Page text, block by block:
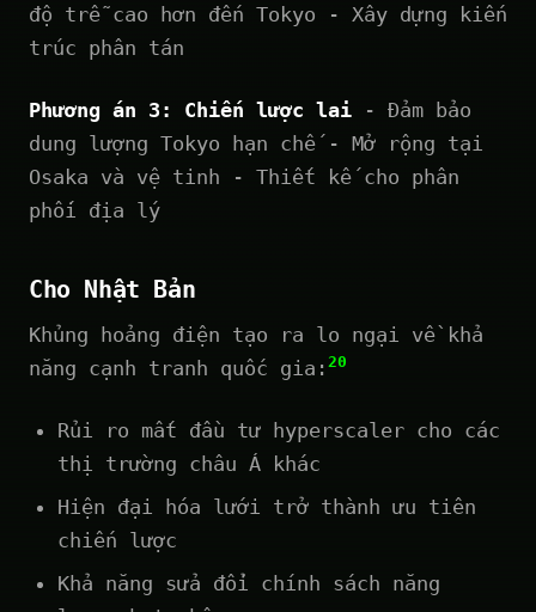
độ trễ cao hơn đến Tokyo - Xây dựng kiến
trúc phân tán
Phương án 3: Chiến lược lai - Đảm bảo
dung lượng Tokyo hạn chế - Mở rộng tại
Osaka và vệ tinh - Thiết kế cho phân
phối địa lý
Cho Nhật Bản
Khủng hoảng điện tạo ra lo ngại về khả
năng cạnh tranh quốc gia: 20
Rủi ro mất đầu tư hyperscaler cho các
thị trường châu Á khác
Hiện đại hóa lưới trở thành ưu tiên
chiến lược
Khả năng sửa đổi chính sách năng